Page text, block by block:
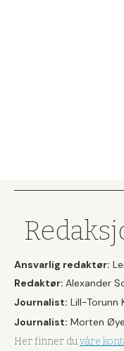
Ansvarlig redaktør:
Redaktør: Alexander
Journalist: Lill-Torunn
Journalist: Morten
Her finner duvåre